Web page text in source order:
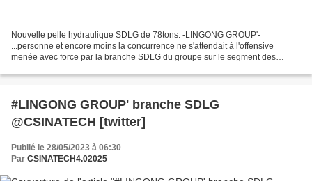
Nouvelle pelle hydraulique SDLG de 78tons. -LINGONG GROUP'-
...personne et encore moins la concurrence ne s'attendait à l'offensive
menée avec force par la branche SDLG du groupe sur le segment des
#LINGONG GROUP' branche SDLG
@CSINATECH [twitter]
Publié le 28/05/2023 à 06:30
Par CSINATECH4.02025